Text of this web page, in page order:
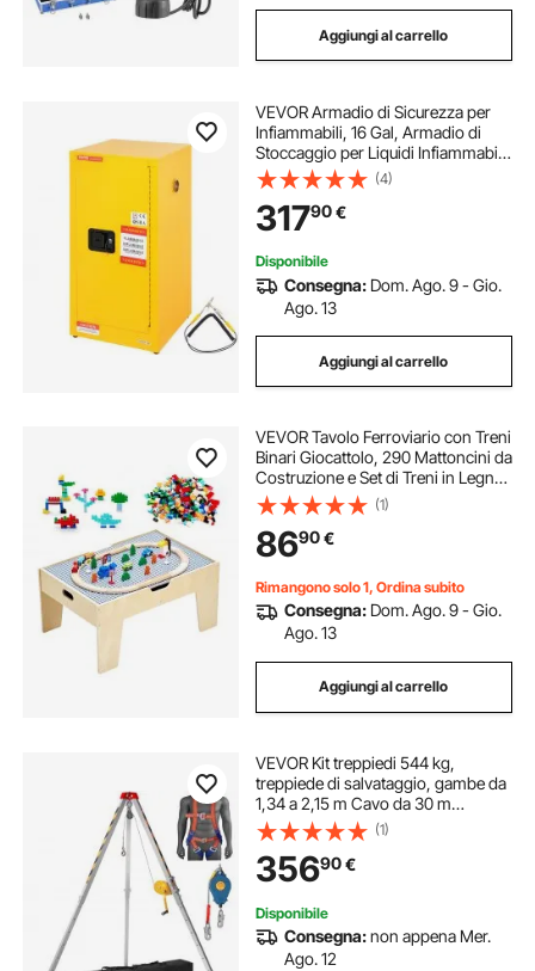
Aggiungi al carrello
VEVOR Armadio di Sicurezza per
Infiammabili, 16 Gal, Armadio di
Stoccaggio per Liquidi Infiammabili
in Acciaio Laminato a Freddo, 18,1 x
18,1 x 35,4 Pollici Antideflagrante
con 2 Ripiani Regolabili
(4)
31790€
Disponibile
Consegna: Dom. Ago. 9 - Gio.
Ago. 13
Aggiungi al carrello
VEVOR Tavolo Ferroviario con Treni
Binari Giocattolo, 290 Mattoncini da
Costruzione e Set di Treni in Legno
da 30 Pezzi, Tavolo da Gioco
Multiuso in Legno, con Area di
Stoccaggio per Bambini
(1)
8690€
Rimangono solo 1, Ordina subito
Consegna: Dom. Ago. 9 - Gio.
Ago. 13
Aggiungi al carrello
VEVOR Kit treppiedi 544 kg,
treppiede di salvataggio, gambe da
1,34 a 2,15 m Cavo da 30 m
Protezione anticaduta, imbracatura,
borsa di stoccaggio per spazi
confinati
(1)
35690€
Disponibile
Consegna:non appena Mer.
Ago. 12